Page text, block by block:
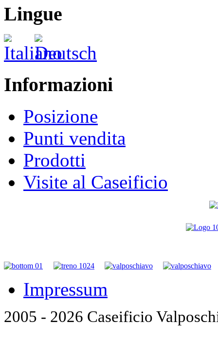
Lingue
Informazioni
Posizione
Punti vendita
Prodotti
Visite al Caseificio
Impressum
2005 - 2026 Caseificio